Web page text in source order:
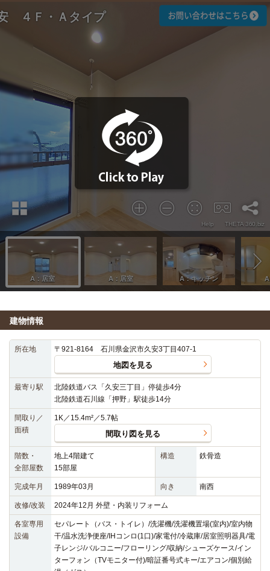
建物情報
所在地 〒921-8164 石川県金沢市久安3丁目407-1
地図を見る
最寄り駅
北陸鉄道バス「久安三丁目」停徒歩4分
北陸鉄道石川線「押野」駅徒歩14分
間取り／
面積
1K／15.4m²／5.7帖
間取り図を見る
階数・
全部屋数
地上4階建て
15部屋
構造 鉄骨造
完成年月 1989年03月 向き 南西
改修/改装 2024年12月 外壁・内装リフォーム
各室専用
設備
セパレート（バス・トイレ）/洗濯機/洗濯機置場(室内)/室内物
干/温水洗浄便座/IHコンロ(1口)/家電付/冷蔵庫/居室照明器具/電
子レンジ/バルコニー/フローリング/収納/シューズケース/イン
ターフォン（TVモニター付)/暗証番号式キー/エアコン/個別給